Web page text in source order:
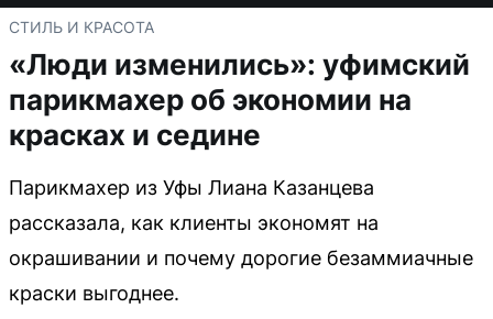
СТИЛЬ И КРАСОТА
«Люди изменились»: уфимский
парикмахер об экономии на
красках и седине
Парикмахер из Уфы Лиана Казанцева
рассказала, как клиенты экономят на
окрашивании и почему дорогие безаммиачные
краски выгоднее.